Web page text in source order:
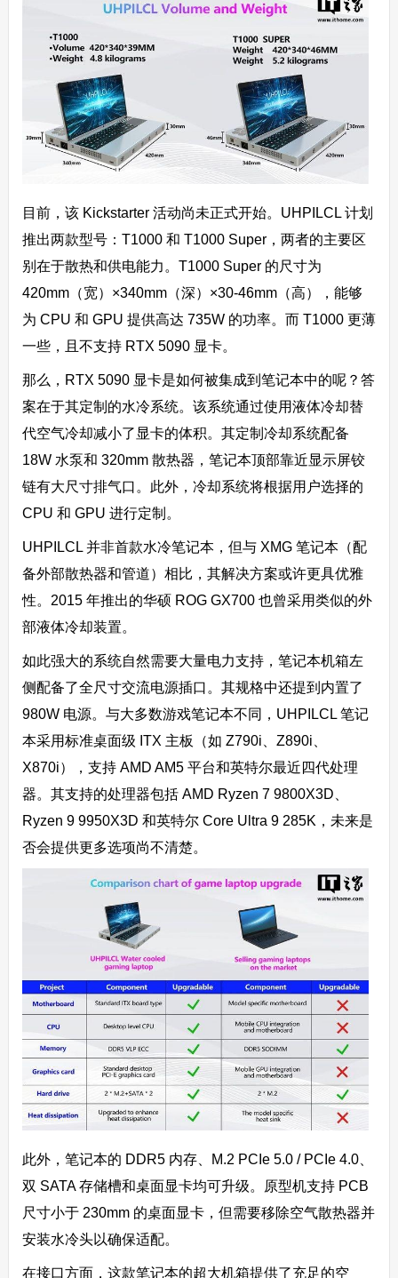
目前，该 Kickstarter 活动尚未正式开始。UHPILCL 计划
推出两款型号：T1000 和 T1000 Super，两者的主要区
别在于散热和供电能力。T1000 Super 的尺寸为
420mm（宽）×340mm（深）×30-46mm（高），能够
为 CPU 和 GPU 提供高达 735W 的功率。而 T1000 更薄
一些，且不支持 RTX 5090 显卡。
那么，RTX 5090 显卡是如何被集成到笔记本中的呢？答
案在于其定制的水冷系统。该系统通过使用液体冷却替
代空气冷却减小了显卡的体积。其定制冷却系统配备
18W 水泵和 320mm 散热器，笔记本顶部靠近显示屏铰
链有大尺寸排气口。此外，冷却系统将根据用户选择的
CPU 和 GPU 进行定制。
UHPILCL 并非首款水冷笔记本，但与 XMG 笔记本（配
备外部散热器和管道）相比，其解决方案或许更具优雅
性。2015 年推出的华硕 ROG GX700 也曾采用类似的外
部液体冷却装置。
如此强大的系统自然需要大量电力支持，笔记本机箱左
侧配备了全尺寸交流电源插口。其规格中还提到内置了
980W 电源。与大多数游戏笔记本不同，UHPILCL 笔记
本采用标准桌面级 ITX 主板（如 Z790i、Z890i、
X870i），支持 AMD AM5 平台和英特尔最近四代处理
器。其支持的处理器包括 AMD Ryzen 7 9800X3D、
Ryzen 9 9950X3D 和英特尔 Core Ultra 9 285K，未来是
否会提供更多选项尚不清楚。
此外，笔记本的 DDR5 内存、M.2 PCIe 5.0 / PCIe 4.0、
双 SATA 存储槽和桌面显卡均可升级。原型机支持 PCB
尺寸小于 230mm 的桌面显卡，但需要移除空气散热器并
安装水冷头以确保适配。
在接口方面，这款笔记本的超大机箱提供了充足的空